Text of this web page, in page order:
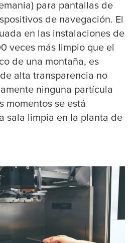
para pantallas de
de navegación. El
en las instalaciones de
veces más limpio que el
de una montaña, es
alta transparencia no
ninguna partícula
momentos se está
sala limpia en la planta de